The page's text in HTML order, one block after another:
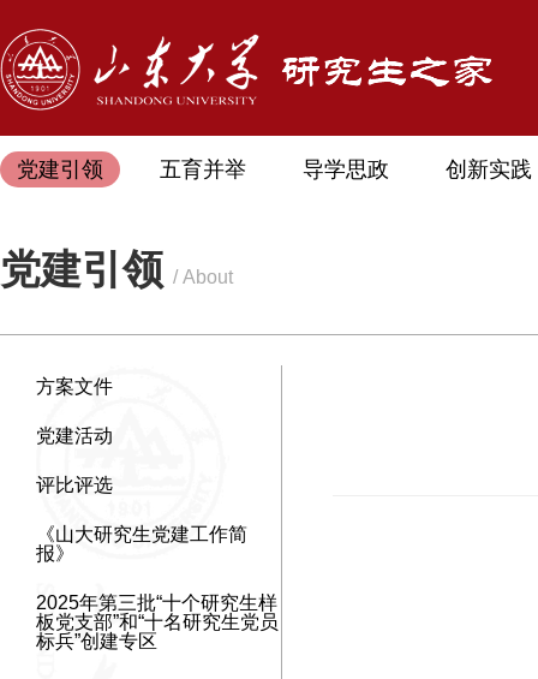
党建引领 五育并举 导学思政 创新实践
党建引领 / About
方案文件
党建活动
评比评选
《山大研究生党建工作简
报》
2025年第三批“十个研究生样
板党支部”和“十名研究生党员
标兵”创建专区